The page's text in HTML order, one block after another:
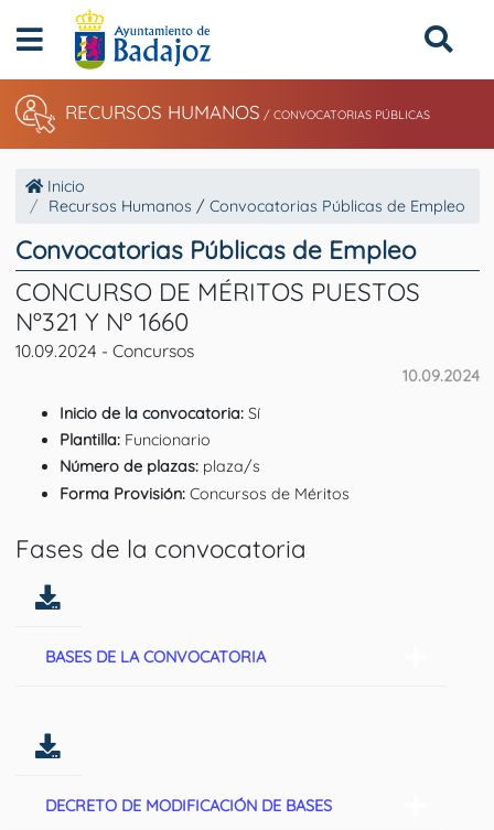
RECURSOS HUMANOS / CONVOCATORIAS PÚBLICAS
Inicio
Recursos Humanos / Convocatorias Públicas de Empleo
Convocatorias Públicas de Empleo
CONCURSO DE MÉRITOS PUESTOS
Nº321 Y Nº 1660
10.09.2024 - Concursos
10.09.2024
Inicio de la convocatoria:Sí
Plantilla: Funcionario
Número de plazas:plaza/s
Forma Provisión:Concursos de Méritos
Fases de la convocatoria
BASES DE LA CONVOCATORIA
DECRETO DE MODIFICACIÓN DE BASES